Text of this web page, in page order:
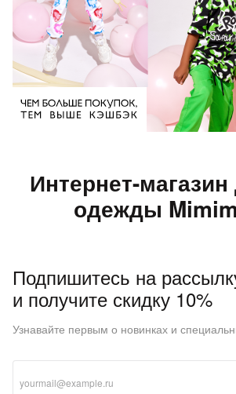
Интернет-магазин
одежды
Подпишитесь на
и получите скидку 10%
Узнавайте первым о новинках и